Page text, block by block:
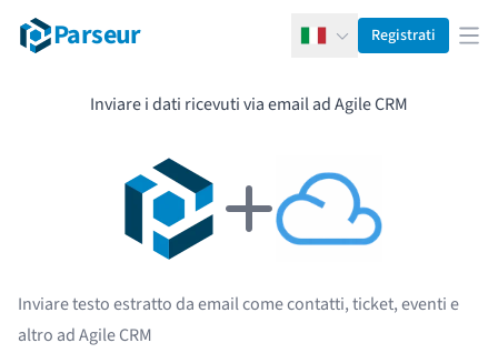
Parseur ItalianoRegistrati
Inviare i dati ricevuti via email ad Agile CRM
Inviare testo estratto da email come contatti, ticket, eventi e
altro ad Agile CRM